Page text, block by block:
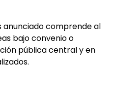
anunciado comprende al
bajo convenio o
pública central y en